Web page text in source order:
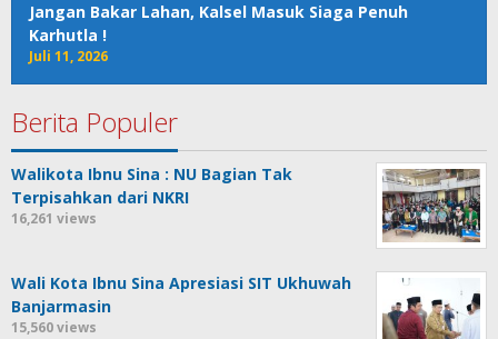
Jangan Bakar Lahan, Kalsel Masuk Siaga Penuh
Karhutla !
Juli 11, 2026
Berita Populer
Walikota Ibnu Sina : NU Bagian Tak
Terpisahkan dari NKRI
16,261 views
Wali Kota Ibnu Sina Apresiasi SIT Ukhuwah
Banjarmasin
15,560 views